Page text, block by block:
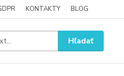
KONTAKTY BLOG
Hľadať